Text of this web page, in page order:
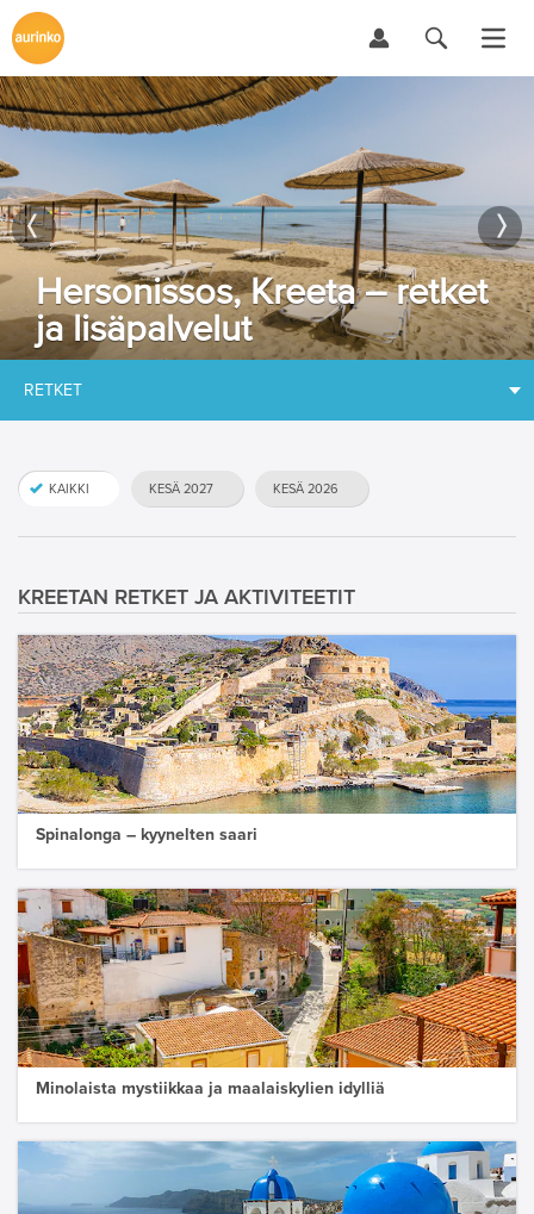
Hersonissos, Kreeta – retket
ja lisäpalvelut
RETKET
KAIKKI KESÄ 2027 KESÄ 2026
KREETAN RETKET JA AKTIVITEETIT
Spinalonga – kyynelten saari
Minolaista mystiikkaa ja maalaiskylien idylliä